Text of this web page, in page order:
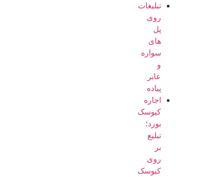
تبلیغات
روی
پل
های
سواره
و
عابر
پیاده
اجاره
کیوسک
بورد؛
تبلیغ
بر
روی
کیوسک